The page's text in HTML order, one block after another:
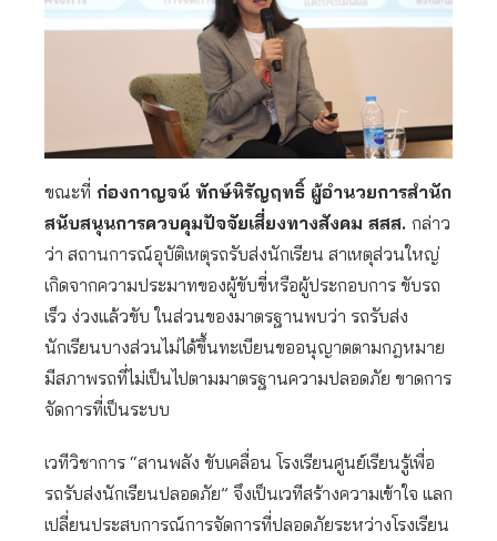
ขณะที่ ก่องกาญจน์ ทักษ์หิรัญฤทธิ์ ผู้อำนวยการสำนัก
สนับสนุนการควบคุมปัจจัยเสี่ยงทางสังคม สสส. กล่าว
ว่า สถานการณ์อุบัติเหตุรถรับส่งนักเรียน สาเหตุส่วนใหญ่
เกิดจากความประมาทของผู้ขับขี่หรือผู้ประกอบการ ขับรถ
เร็ว ง่วงแล้วขับ ในส่วนของมาตรฐานพบว่า รถรับส่ง
นักเรียนบางส่วนไม่ได้ขึ้นทะเบียนขออนุญาตตามกฎหมาย
มีสภาพรถที่ไม่เป็นไปตามมาตรฐานความปลอดภัย ขาดการ
จัดการที่เป็นระบบ
เวทีวิชาการ “สานพลัง ขับเคลื่อน โรงเรียนศูนย์เรียนรู้เพื่อ
รถรับส่งนักเรียนปลอดภัย” จึงเป็นเวทีสร้างความเข้าใจ แลก
เปลี่ยนประสบการณ์การจัดการที่ปลอดภัยระหว่างโรงเรียน